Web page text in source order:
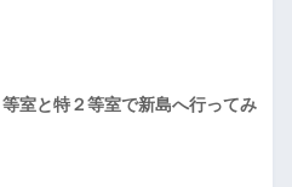
等室と特２等室で新島へ行ってみ